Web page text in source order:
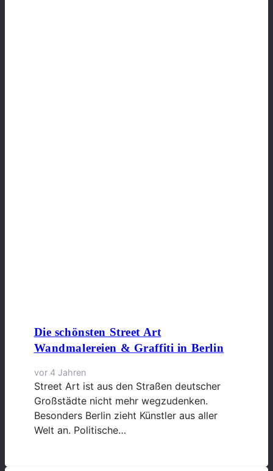
Die schönsten Street Art
Wandmalereien & Graffiti in Berlin
vor 4 Jahren
Street Art ist aus den Straßen deutscher
Großstädte nicht mehr wegzudenken.
Besonders Berlin zieht Künstler aus aller
Welt an. Politische…